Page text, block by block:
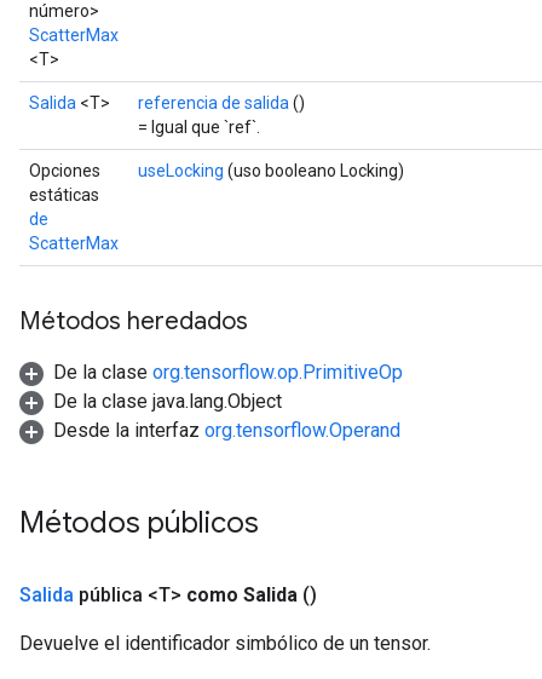
número>
ScatterMax
<T>
Salida <T> referencia de salida()
= Igual que `ref`.
Opciones
estáticas
de
ScatterMax
useLocking (uso booleano Locking)
Métodos heredados
De la clase org.tensorflow.op.PrimitiveOp
De la clase java.lang.Object
Desde la interfaz org.tensorflow.Operand
Métodos públicos
Salida pública <T> como Salida ()
Devuelve el identificador simbólico de un tensor.